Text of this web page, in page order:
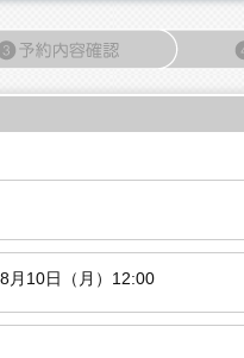
月10日（月）12:00